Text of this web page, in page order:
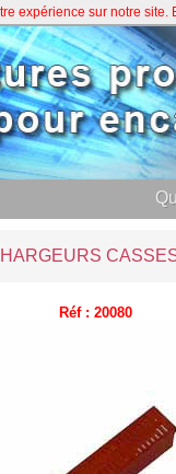
Réf : 20080
expérience sur notre